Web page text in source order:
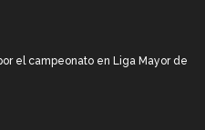
el campeonato en Liga Mayor de